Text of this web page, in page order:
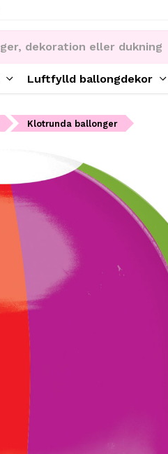
Luftfylld ballongdekor
Klotrunda ballonger